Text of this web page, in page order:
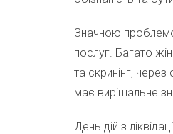
Значною
послуг. Багато
та скринінг, через
має вирішальне
День дій з